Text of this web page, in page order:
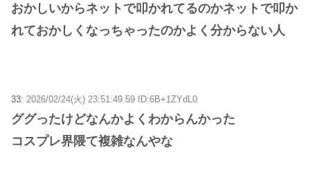
おかしいからネットで叩かれてるのかネットで叩か
れておかしくなっちゃったのかよく分からない人
33: 2026/02/24(火) 23:51:49.59 ID:6B+1ZYdL0
ググったけどなんかよくわからんかった
コスプレ界隈て複雑なんやな